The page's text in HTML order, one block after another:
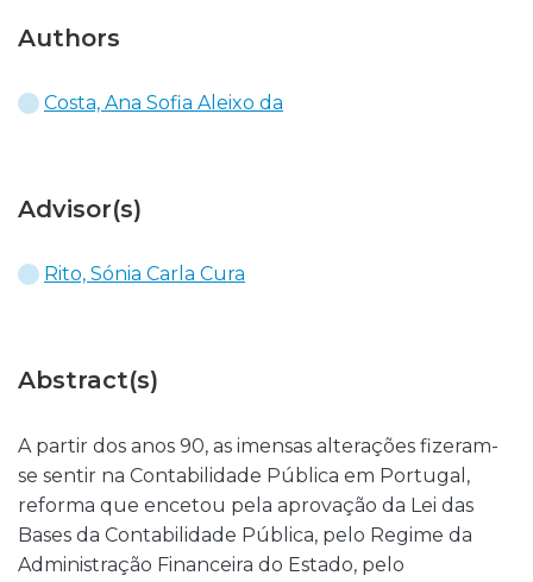
Authors
Costa, Ana Sofia Aleixo da
Advisor(s)
Rito, Sónia Carla Cura
Abstract(s)
A partir dos anos 90, as imensas alterações fizeram-
se sentir na Contabilidade Pública em Portugal,
reforma que encetou pela aprovação da Lei das
Bases da Contabilidade Pública, pelo Regime da
Administração Financeira do Estado, pelo